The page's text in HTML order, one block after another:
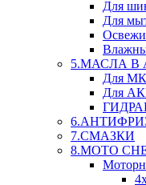
Для
Для
5.МАСЛА
Для
Для
6.АНТИФРИЗ
7.СМАЗКИ
8.МОТО